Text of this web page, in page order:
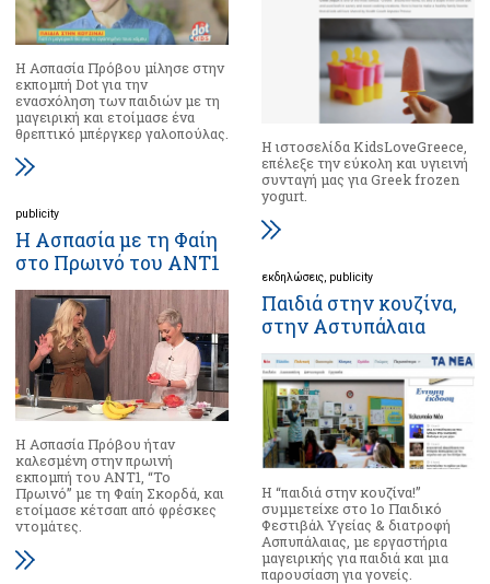
Η Ασπασία Πρόβου μίλησε στην
εκπομπή Dot για την
ενασχόληση των παιδιών με τη
μαγειρική και ετοίμασε ένα
θρεπτικό μπέργκερ γαλοπούλας.
Η ιστοσελίδα KidsLoveGreece,
επέλεξε την εύκολη και υγιεινή
συνταγή μας για Greek frozen
yogurt.
publicity
Η Ασπασία με τη Φαίη
στο Πρωινό του ΑΝΤ1
Η Ασπασία Πρόβου ήταν
καλεσμένη στην πρωινή
εκπομπή​ του ΑΝΤ1, “Το
Πρωινό” με τη Φαίη Σκορδά, και
ετοίμασε κέτσαπ​ από φρέσκες
ντομάτες.
εκδηλώσεις publicity
Παιδιά στην κουζίνα,
στην Αστυπάλαια
Η “παιδιά στην κουζίνα!”
συμμετείχε στο 1ο Παιδικό
Φεστιβάλ Υγείας & διατροφή
Ασπυπάλαιας, με εργαστήρια
μαγειρικής για παιδιά και μια
παρουσίαση για γονείς.